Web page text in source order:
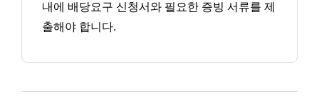
내에 배당요구 신청서와 필요한 증빙 서류를 제
출해야 합니다.